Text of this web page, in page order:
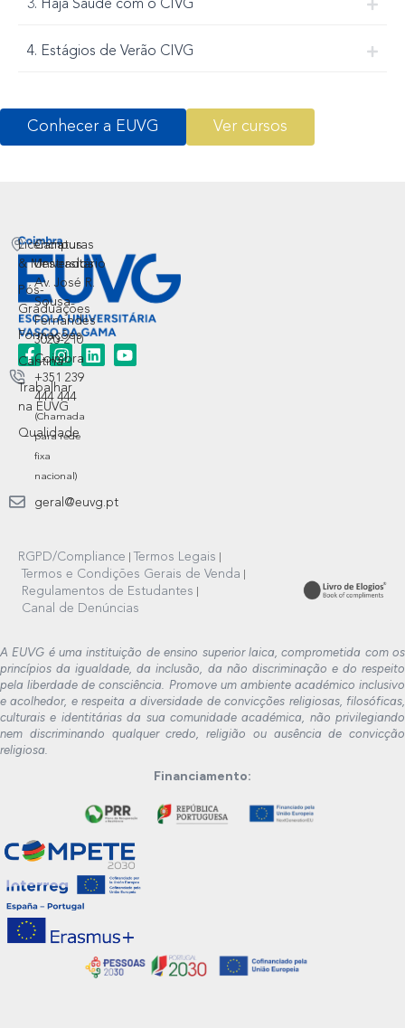
3. Haja Saúde com o CIVG
4. Estágios de Verão CIVG
Conhecer a EUVG Ver cursos
Campus
Universitário
Av. José R.
Sousa
Fernandes
3020-210
Coimbra
+351 239
444 444
(Chamada
para rede
fixa
nacional)
geral@euvg.pt
Licenciaturas
& Mestrados
Pós-
Graduações
Formações
Cantina
Trabalhar
na EUVG
Qualidade
RGPD/Compliance
Termos Legais
Termos e Condições Gerais de Venda
Regulamentos de Estudantes
Canal de Denúncias
A EUVG é uma instituição de ensino superior laica, comprometida com os
princípios da igualdade, da inclusão, da não discriminação e do respeito
pela liberdade de consciência. Promove um ambiente académico inclusivo
e acolhedor, e respeita a diversidade de convicções religiosas, filosóficas,
culturais e identitárias da sua comunidade académica, não privilegiando
nem discriminando qualquer credo, religião ou ausência de convicção
religiosa.
Financiamento: